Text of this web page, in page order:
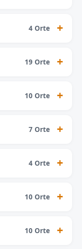
4 Orte
19 Orte
10 Orte
7 Orte
4 Orte
10 Orte
10 Orte